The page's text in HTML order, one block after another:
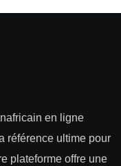
en ligne
référence ultime pour
plateforme offre une